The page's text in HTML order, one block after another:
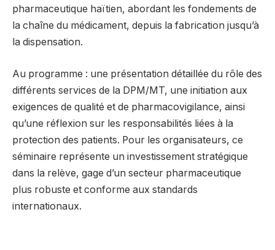
pharmaceutique haïtien, abordant les fondements de
la chaîne du médicament, depuis la fabrication jusqu’à
la dispensation.
Au programme : une présentation détaillée du rôle des
différents services de la DPM/MT, une initiation aux
exigences de qualité et de pharmacovigilance, ainsi
qu’une réflexion sur les responsabilités liées à la
protection des patients. Pour les organisateurs, ce
séminaire représente un investissement stratégique
dans la relève, gage d’un secteur pharmaceutique
plus robuste et conforme aux standards
internationaux.